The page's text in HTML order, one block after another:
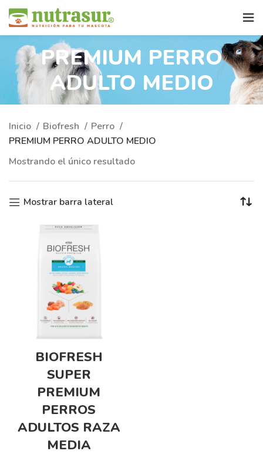
PREMIUM PERRO
ADULTO MEDIO
Inicio Biofresh
Perro
PREMIUM PERRO ADULTO MEDIO
Mostrando el único resultado
Mostrar barra lateral
BIOFRESH
SUPER
PREMIUM
PERROS
ADULTOS RAZA
MEDIA